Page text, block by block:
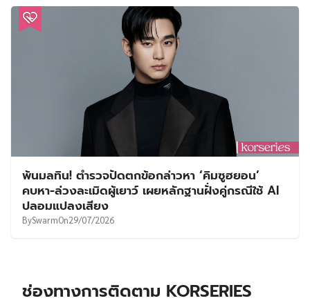
พ้นมลทิน! ตำรวจปัดตกข้อกล่าวหา ‘คิมซูฮยอน’
คบหา-ล่วงละเมิดผู้เยาว์ เผยหลักฐานฝั่งคู่กรณีใช้ AI
ปลอมแปลงเสียง
BySwarmOn29/07/2026
ช่องทางการติดตาม KORSERIES